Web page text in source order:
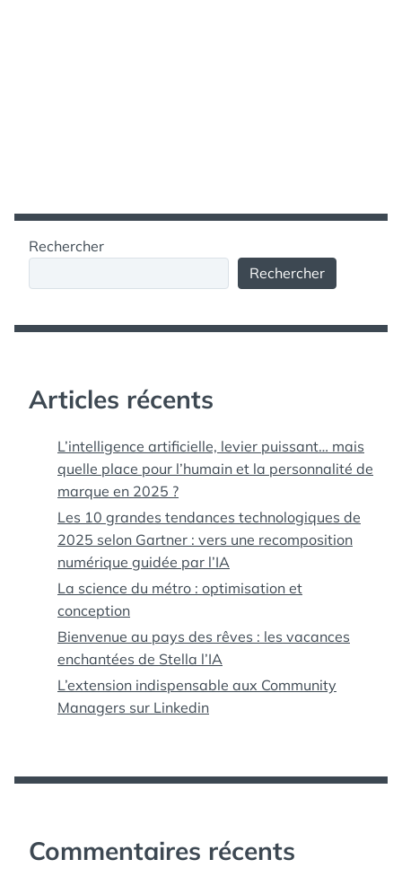
Rechercher
Rechercher
Articles récents
L’intelligence artificielle, levier puissant… mais
quelle place pour l’humain et la personnalité de
marque en 2025 ?
Les 10 grandes tendances technologiques de
2025 selon Gartner : vers une recomposition
numérique guidée par l’IA
La science du métro : optimisation et
conception
Bienvenue au pays des rêves : les vacances
enchantées de Stella l’IA
L’extension indispensable aux Community
Managers sur Linkedin
Commentaires récents